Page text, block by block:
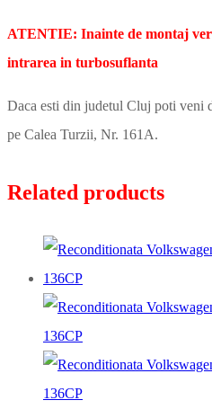
ATENTIE: Inainte de montaj
intrarea in turbosuflanta
Daca esti din judetul Cluj poti veni
pe Calea Turzii, Nr. 161A.
Related products